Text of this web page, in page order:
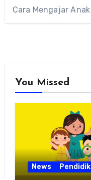
Cara Mengajar
You Missed
News